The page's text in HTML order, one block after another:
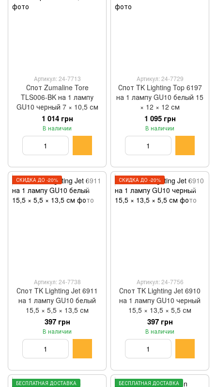
Артикул: 24-7713
Спот Zumaline Tore
TLS006-BK на 1 лампу
GU10 черный 7 × 10,5 см
1 014 грн
В наличии
Артикул: 24-7729
Спот TK Lighting Top 6197
на 1 лампу GU10 белый 15
× 12 × 12 см
1 095 грн
В наличии
СКИДКА ДО -20%
Артикул: 24-7738
Спот TK Lighting Jet 6911
на 1 лампу GU10 белый
15,5 × 5,5 × 13,5 см
397 грн
В наличии
СКИДКА ДО -20%
Артикул: 24-7756
Спот TK Lighting Jet 6910
на 1 лампу GU10 черный
15,5 × 13,5 × 5,5 см
397 грн
В наличии
БЕСПЛАТНАЯ ДОСТАВКА
БЕСПЛАТНАЯ ДОСТАВКА